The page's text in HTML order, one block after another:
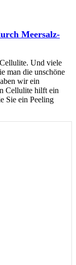
Meersalz-
Und viele
man die unschöne
wir ein
Cellulite hilft ein
Sie ein Peeling